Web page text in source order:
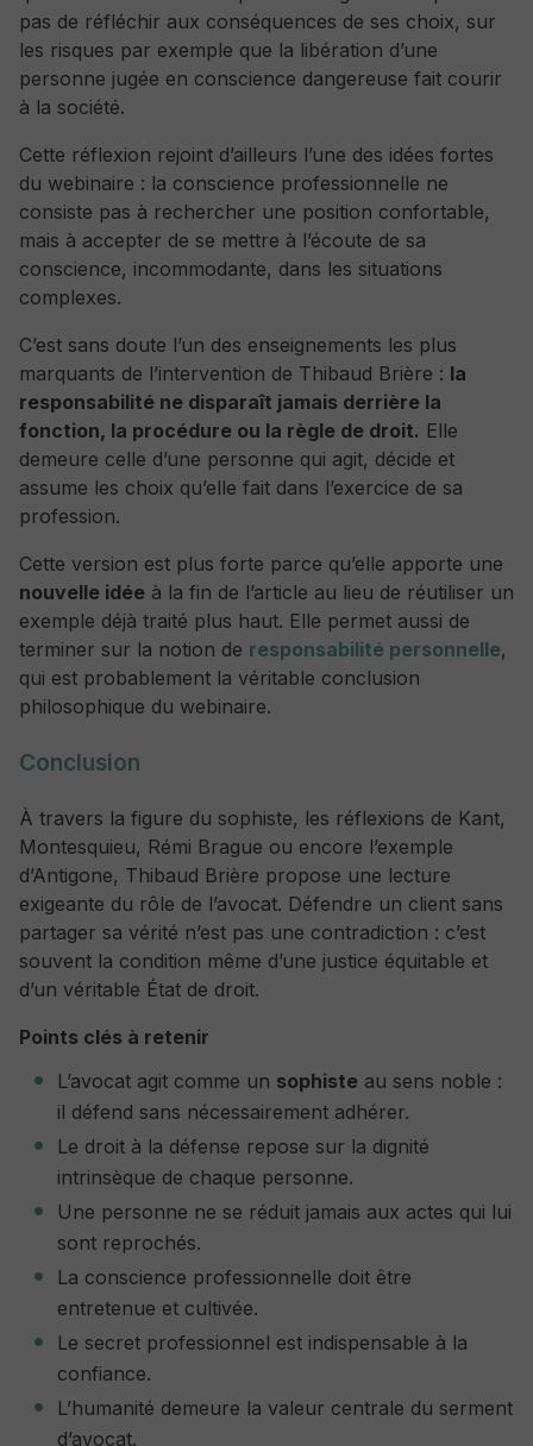
pas de réfléchir aux conséquences de ses choix, sur
les risques par exemple que la libération d’une
personne jugée en conscience dangereuse fait courir
à la société.
Cette réflexion rejoint d’ailleurs l’une des idées fortes
du webinaire : la conscience professionnelle ne
consiste pas à rechercher une position confortable,
mais à accepter de se mettre à l’écoute de sa
conscience, incommodante, dans les situations
complexes.
C’est sans doute l’un des enseignements les plus
marquants de l’intervention de Thibaud Brière : la
responsabilité ne disparaît jamais derrière la
fonction, la procédure ou la règle de droit. Elle
demeure celle d’une personne qui agit, décide et
assume les choix qu’elle fait dans l’exercice de sa
profession.
Cette version est plus forte parce qu’elle apporte une
nouvelle idée à la fin de l’article au lieu de réutiliser un
exemple déjà traité plus haut. Elle permet aussi de
terminer sur la notion de responsabilité personnelle,
qui est probablement la véritable conclusion
philosophique du webinaire.
Conclusion
À travers la figure du sophiste, les réflexions de Kant,
Montesquieu, Rémi Brague ou encore l’exemple
d’Antigone, Thibaud Brière propose une lecture
exigeante du rôle de l’avocat. Défendre un client sans
partager sa vérité n’est pas une contradiction : c’est
souvent la condition même d’une justice équitable et
d’un véritable État de droit.
Points clés à retenir
L’avocat agit comme un sophiste au sens noble :
il défend sans nécessairement adhérer.
Le droit à la défense repose sur la dignité
intrinsèque de chaque personne.
Une personne ne se réduit jamais aux actes qui lui
sont reprochés.
La conscience professionnelle doit être
entretenue et cultivée.
Le secret professionnel est indispensable à la
confiance.
L’humanité demeure la valeur centrale du serment
d’avocat.